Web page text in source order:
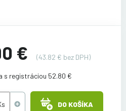
€ (43.82 € bez DPH)
s registráciou 52.80 €
DO KOŠÍKA